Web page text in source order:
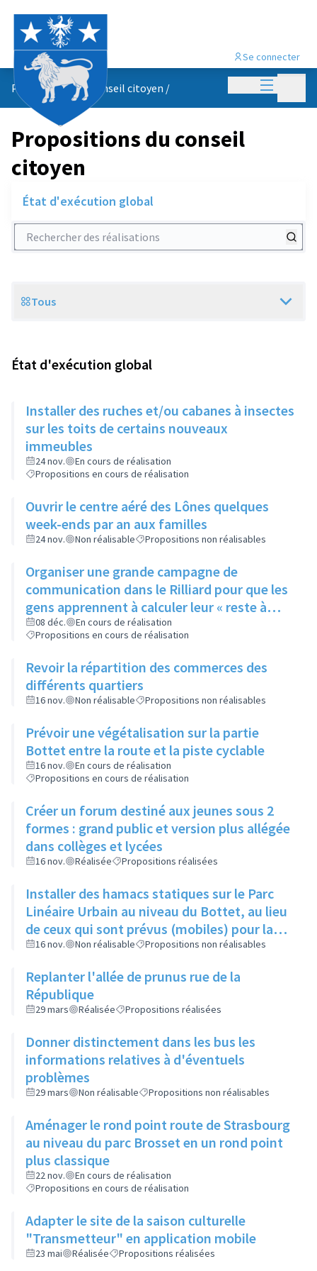
Menu
Se connecter
Propositions du conseil citoyen /
Propositions du conseil
citoyen
État d'exécution global
Rechercher des réalisations
Scope
Tous
État d'exécution global
Installer des ruches et/ou cabanes à insectes
sur les toits de certains nouveaux
immeubles
24 nov.
En cours de réalisation
Propositions en cours de réalisation
Ouvrir le centre aéré des Lônes quelques
week-ends par an aux familles
24 nov. Non réalisable Propositions non réalisables
Organiser une grande campagne de
communication dans le Rilliard pour que les
gens apprennent à calculer leur « reste à
vivre »
08 déc.
En cours de réalisation
Propositions en cours de réalisation
Revoir la répartition des commerces des
différents quartiers
16 nov. Non réalisable Propositions non réalisables
Prévoir une végétalisation sur la partie
Bottet entre la route et la piste cyclable
16 nov.
En cours de réalisation
Propositions en cours de réalisation
Créer un forum destiné aux jeunes sous 2
formes : grand public et version plus allégée
dans collèges et lycées
16 nov. Réalisée Propositions réalisées
Installer des hamacs statiques sur le Parc
Linéaire Urbain au niveau du Bottet, au lieu
de ceux qui sont prévus (mobiles) pour la
limiter la dangerosité
16 nov. Non réalisable Propositions non réalisables
Replanter l'allée de prunus rue de la
République
29 mars Réalisée Propositions réalisées
Donner distinctement dans les bus les
informations relatives à d'éventuels
problèmes
29 mars Non réalisable Propositions non réalisables
Aménager le rond point route de Strasbourg
au niveau du parc Brosset en un rond point
plus classique
22 nov.
En cours de réalisation
Propositions en cours de réalisation
Adapter le site de la saison culturelle
"Transmetteur" en application mobile
23 mai Réalisée Propositions réalisées